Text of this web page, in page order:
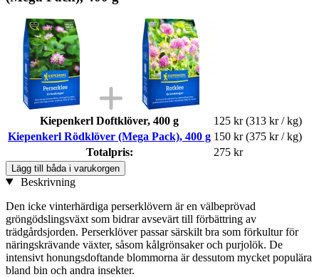
Kiepenkerl Doftklöver, 400 g 125 kr (313 kr / kg)
Kiepenkerl Rödklöver (Mega Pack), 400 g 150 kr (375 kr / kg)
Totalpris:
275 kr
Lägg till båda i varukorgen
Beskrivning
Den icke vinterhärdiga perserklövern är en välbeprövad
gröngödslingsväxt som bidrar avsevärt till förbättring av
trädgårdsjorden. Perserklöver passar särskilt bra som förkultur för
näringskrävande växter, såsom kålgrönsaker och purjolök. De
intensivt honungsdoftande blommorna är dessutom mycket populära
bland bin och andra insekter.